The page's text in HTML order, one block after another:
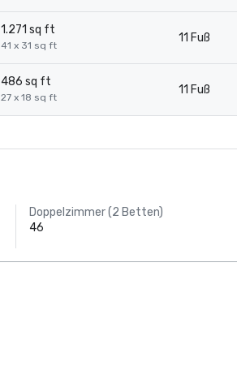
1.271 sq ft
41 x 31 sq ft
11 Fuß
486 sq ft
27 x 18 sq ft
11 Fuß
Doppelzimmer (2 Betten)
46